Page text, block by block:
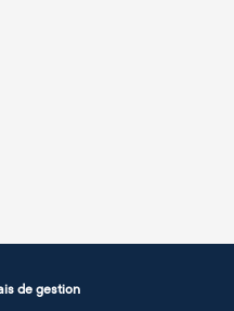
de gestion